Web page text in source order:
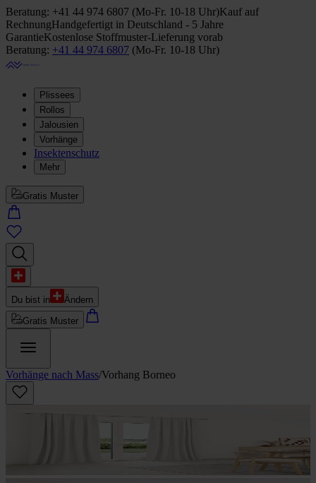
Beratung: +41 44 974 6807 (Mo-Fr. 10-18 Uhr)Kauf auf
RechnungHandgefertigt in Deutschland - 5 Jahre
GarantieKostenlose Stoffmuster-Lieferung vorab
Beratung: +41 44 974 6807 (Mo-Fr. 10-18 Uhr)
Plissees
Rollos
Jalousien
Vorhänge
Insektenschutz
Mehr
Gratis Muster
Du bist in
Ändern
Gratis Muster
Vorhänge nach Mass/Vorhang Borneo